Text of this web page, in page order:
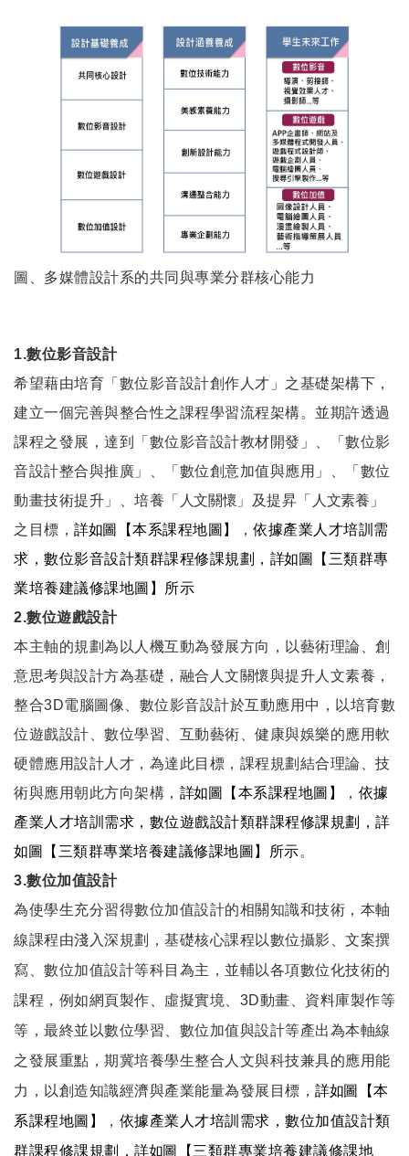
圖、多媒體設計系的共同與專業分群核心能力
1.數位影音設計
希望藉由培育「數位影音設計創作人才」之基礎架構下，
建立一個完善與整合性之課程學習流程架構。並期許透過
課程之發展，達到「數位影音設計教材開發」、「數位影
音設計整合與推廣」、「數位創意加值與應用」、「數位
動畫技術提升」、培養「
人文關懷 」及提昇「 人文素養 」
之目標， 詳如圖【本系課程地圖】 ，依據產業人才培訓需
求，數位影音設計類群課程修課規劃， 詳如圖【三類群專
業培養建議修課地圖】所示
2.數位遊戲設計
本主軸的規劃為以人機互動為發展方向，以藝術理論、創
意思考與設計方為基礎，融合人文關懷與提升人文素養，
整合3D電腦圖像、數位影音設計於互動應用中，以培育數
位遊戲設計、數位學習、互動藝術、健康與娛樂的應用軟
硬體應用設計人才，為達此目標，課程規劃結合理論、技
術與應用朝此方向架構， 詳如圖【本系課程地圖】 ， 依據
產業人才培訓需求，數位遊戲設計類群課程修課規劃， 詳
如圖【三類群專業培養建議修課地圖】所示。
3.數位加值設計
為使學生充分習得數位加值設計的相關知識和技術，本軸
線課程由淺入深規劃，基礎核心課程以數位攝影、文案撰
寫、數位加值設計等科目為主，並輔以各項數位化技術的
課程，例如網頁製作、虛擬實境、3D動畫、資料庫製作等
等，最終並以數位學習、數位加值與設計等產出為本軸線
之發展重點，期冀培養學生整合人文與科技兼具的應用能
力，以創造知識經濟與產業能量為發展目標， 詳如圖【本
系課程地圖】
， 依據產業人才培訓需求，數位加值設計類
群課程修課規劃， 詳如圖【三類群專業培養建議修課地